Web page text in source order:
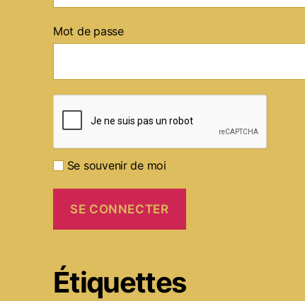
Mot de passe
Se souvenir de moi
Étiquettes